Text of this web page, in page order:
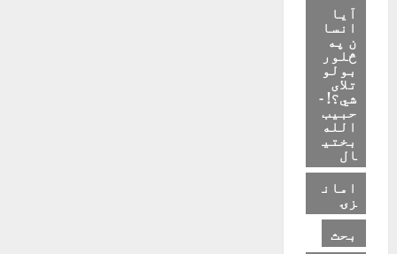
آیا
انسا
ن په
څلور
بولو
تلای
شي؟! -
حبیب
الله
بختی
ال
امان
زۍ
بحث